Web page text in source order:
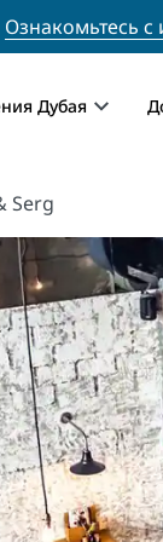
Ознакомьтесь
Дубая
Serg